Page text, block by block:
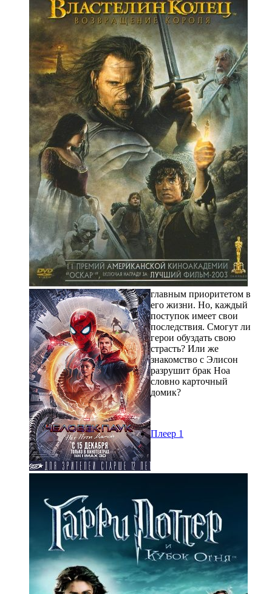
главным приоритетом в
его жизни. Но, каждый
поступок имеет свои
последствия. Смогут ли
герои обуздать свою
страсть? Или же
знакомство с Элисон
разрушит брак Ноа
словно карточный
домик?
Плеер 1